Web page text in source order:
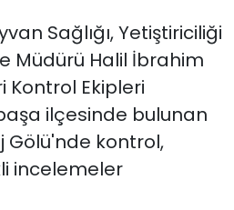
Sağlığı, Yetiştiriciliği
Müdürü Halil İbrahim
Kontrol Ekipleri
ilçesinde bulunan
kontrol,
incelemeler